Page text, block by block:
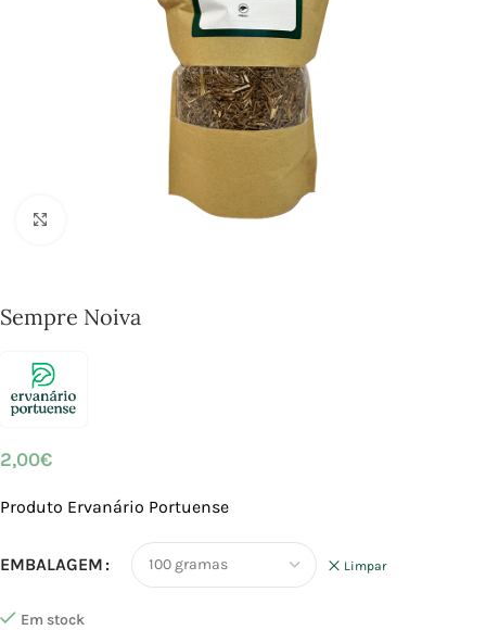
Sempre Noiva
2,00€
Produto Ervanário Portuense
EMBALAGEM Limpar
Em stock